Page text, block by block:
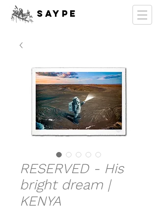
SAYPE
RESERVED - His
bright dream |
KENYA